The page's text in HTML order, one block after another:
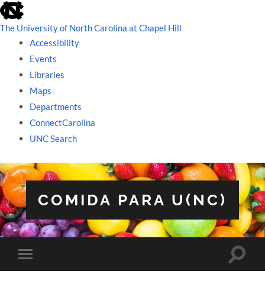
skip
to
the
utility
The University of North Carolina at Chapel Hill
Accessibility
Events
Libraries
Maps
Departments
ConnectCarolina
UNC Search
skip
to
main
COMIDA PARA U(NC)
Toggle
mobile
Toggle